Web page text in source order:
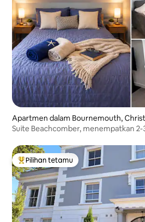
Apartmen dalam Bournemouth,
nd Poole
Suite Beachcomber, menempatkan 2-
Pilihan utama tetamu
Pilihan tetamu